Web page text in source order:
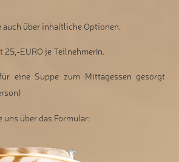
auch über inhaltliche Optionen.
25,-EURO je TeilnehmerIn.
eine Suppe zum Mittagessen gesorgt
über das Formular: